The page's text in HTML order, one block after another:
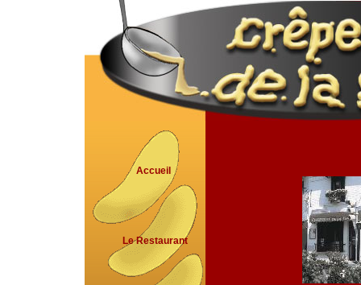
Accueil
Le Restaurant